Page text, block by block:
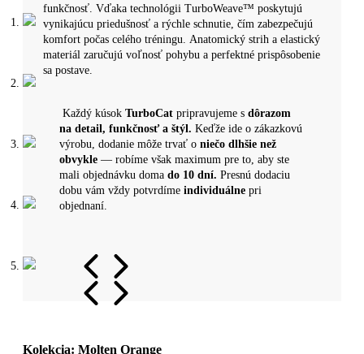
funkčnosť. Vďaka technológii TurboWeave™ poskytujú
vynikajúcu priedušnosť a rýchle schnutie, čím zabezpečujú
komfort počas celého tréningu. Anatomický strih a elastický
materiál zaručujú voľnosť pohybu a perfektné prispôsobenie
sa postave.
​​Každý kúsok TurboCat pripravujeme s dôrazom
na detail, funkčnosť a štýl. Keďže ide o zákazkovú
výrobu, dodanie môže trvať o niečo dlhšie než
obvykle — robíme však maximum pre to, aby ste
mali objednávku doma do 10 dní. Presnú dodaciu
dobu vám vždy potvrdíme individuálne pri
objednaní.
Kolekcia: Molten Orange